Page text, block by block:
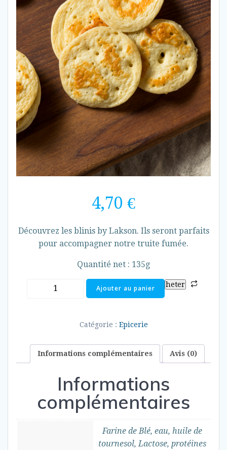
4,70 €
Découvrez les blinis by Lakson. Ils seront parfaits
pour accompagner notre truite fumée.
Quantité net : 135g
heter
quantité
Ajouter au panier
Catégorie : Epicerie
Informations complémentaires Avis (0)
Informations
complémentaires
Farine de Blé, eau, huile de
tournesol, Lactose, protéines